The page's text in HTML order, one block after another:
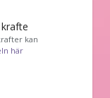
kan
här